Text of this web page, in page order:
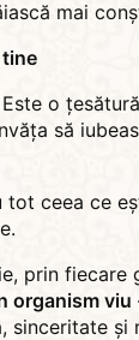
mai
o
să
ceea ce
prin fiecare
organism viu
sinceritate și